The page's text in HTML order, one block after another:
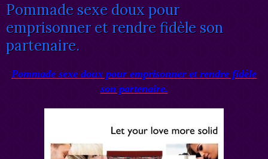
Pommade sexe doux pour
emprisonner et rendre fidèle son
partenaire.
Pommade sexe doux pour emprisonner et rendre fidèle
son partenaire.